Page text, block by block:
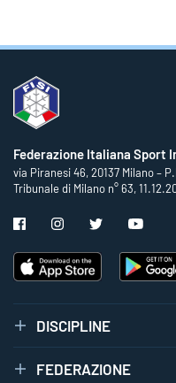
Federazione Italiana Sport
via Piranesi 46, 20137 Milano –
Tribunale di Milano n° 63,
DISCIPLINE
FEDERAZIONE